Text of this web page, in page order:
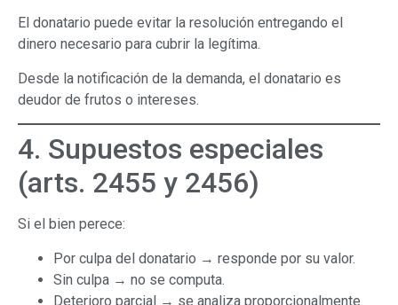
El donatario puede evitar la resolución entregando el
dinero necesario para cubrir la legítima.
Desde la notificación de la demanda, el donatario es
deudor de frutos o intereses.
4. Supuestos especiales
(arts. 2455 y 2456)
Si el bien perece:
Por culpa del donatario → responde por su valor.
Sin culpa → no se computa.
Deterioro parcial → se analiza proporcionalmente.